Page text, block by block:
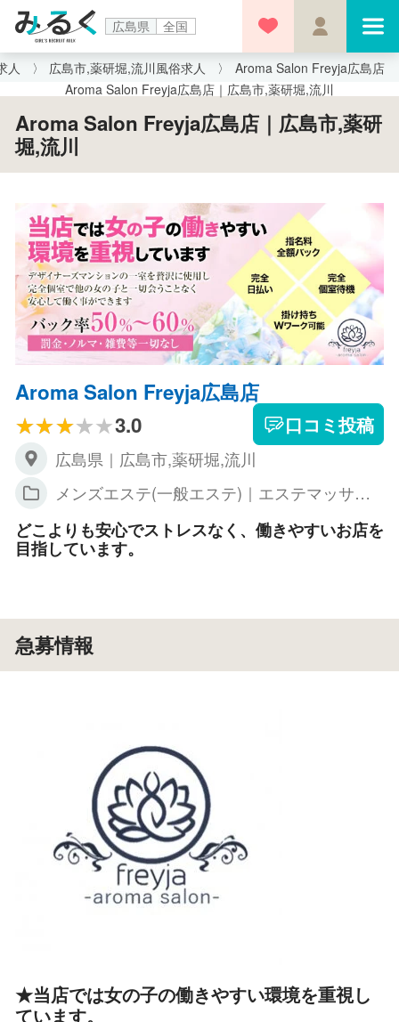
広島県 全国
人 広島市,薬研堀,流川風俗求人
Aroma Salon Freyja広島店
Aroma Salon Freyja広島店｜広島市,薬研堀,流川
Aroma Salon Freyja広島店｜広島市,薬研
堀,流川
Aroma Salon Freyja広島店
3.0
口コミ投稿
広島県｜広島市,薬研堀,流川
メンズエステ(一般エステ)｜エステマッサー
どこよりも安心でストレスなく、働きやすいお店を
目指しています。
急募情報
★当店では女の子の働きやすい環境を重視し
ています。